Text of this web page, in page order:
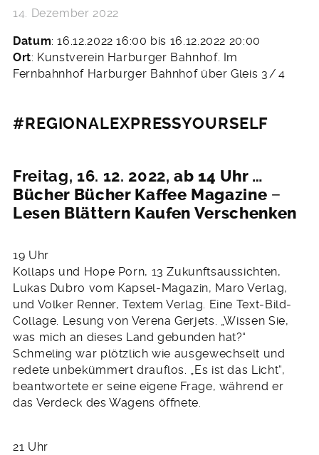
14. Dezember 2022
Datum: 16.12.2022 16:00 bis 16.12.2022 20:00
Ort: Kunstverein Harburger Bahnhof. Im
Fernbahnhof Harburger Bahnhof über Gleis 3 / 4
#REGIONALEXPRESSYOURSELF
Freitag, 16. 12. 2022, ab 14 Uhr …
Bücher Bücher Kaffee Magazine −
Lesen Blättern Kaufen Verschenken
19 Uhr
Kollaps und Hope Porn, 13 Zukunftsaussichten,
Lukas Dubro vom Kapsel-Magazin, Maro Verlag,
und Volker Renner, Textem Verlag. Eine Text-Bild-
Collage. Lesung von Verena Gerjets. „Wissen Sie,
was mich an dieses Land gebunden hat?“
Schmeling war plötzlich wie ausgewechselt und
redete unbekümmert drauflos. „Es ist das Licht“,
beantwortete er seine eigene Frage, während er
das Verdeck des Wagens öffnete.
21 Uhr